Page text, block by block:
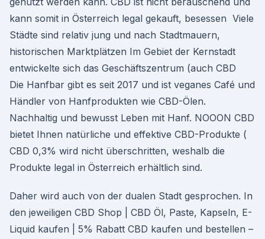
kann somit in Österreich legal gekauft, besessen Viele
Städte sind relativ jung und nach Stadtmauern,
historischen Marktplätzen Im Gebiet der Kernstadt
entwickelte sich das Geschäftszentrum (auch CBD
Die Hanfbar gibt es seit 2017 und ist veganes Café und
Händler von Hanfprodukten wie CBD-Ölen.
Nachhaltig und bewusst Leben mit Hanf. NOOON CBD
bietet Ihnen natürliche und effektive CBD-Produkte (
CBD 0,3% wird nicht überschritten, weshalb die
Produkte legal in Österreich erhältlich sind.
Daher wird auch von der dualen Stadt gesprochen. In
den jeweiligen CBD Shop | CBD Öl, Paste, Kapseln, E-
Liquid kaufen | 5% Rabatt CBD kaufen und bestellen –